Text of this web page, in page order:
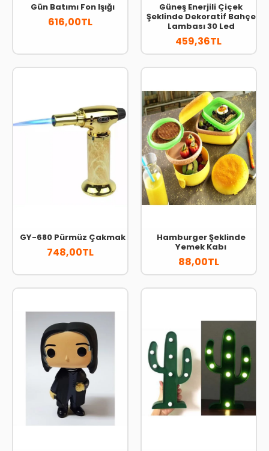
Gün Batımı Fon Işığı
616,00TL
Güneş Enerjili Çiçek
Şeklinde Dekoratif Bahçe
Lambası 30 Led
459,36TL
GY-680 Pürmüz Çakmak
748,00TL
Hamburger Şeklinde
Yemek Kabı
88,00TL